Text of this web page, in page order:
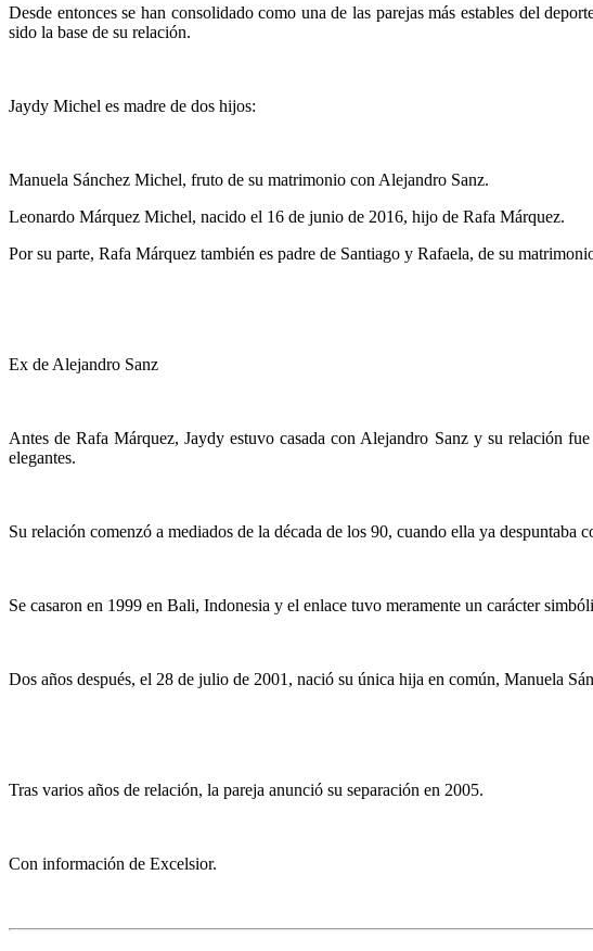
Desde entonces se han consolidado como una de las parejas más estables del
sido la base de su relación.
Jaydy Michel es madre de dos hijos:
Manuela Sánchez Michel, fruto de su matrimonio con Alejandro Sanz.
Leonardo Márquez Michel, nacido el 16 de junio de 2016, hijo de Rafa Márquez.
Por su parte, Rafa Márquez también es padre de Santiago y Rafaela, de su
Ex de Alejandro Sanz
Antes de Rafa Márquez, Jaydy estuvo casada con Alejandro Sanz y su relación
elegantes.
Su relación comenzó a mediados de la década de los 90, cuando ella ya despuntaba
Se casaron en 1999 en Bali, Indonesia y el enlace tuvo meramente un carácter
Dos años después, el 28 de julio de 2001, nació su única hija en común, Manuela
Tras varios años de relación, la pareja anunció su separación en 2005.
Con información de Excelsior.